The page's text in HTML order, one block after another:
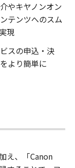
やキヤノンオン
テンツへのスム
現
スの申込・決
より簡単に
え、「Canon